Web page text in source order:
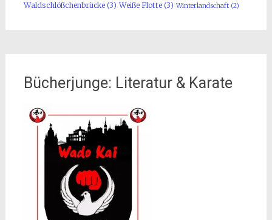
Waldschlößchenbrücke(3) Weiße Flotte(3) Winterlandschaft(2)
Bücherjunge: Literatur & Karate